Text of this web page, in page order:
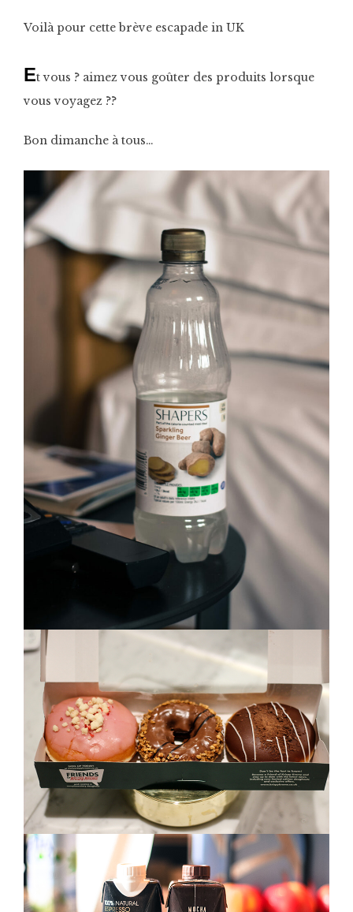
Voilà pour cette brève escapade in UK
Et vous ? aimez vous goûter des produits lorsque
vous voyagez ??
Bon dimanche à tous…